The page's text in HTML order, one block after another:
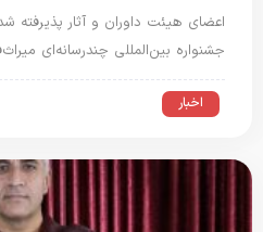
اعضای هیئت داوران و آثار پذیرفته
جشنواره بین‌المللی چندرسانه‌ای
اخبار